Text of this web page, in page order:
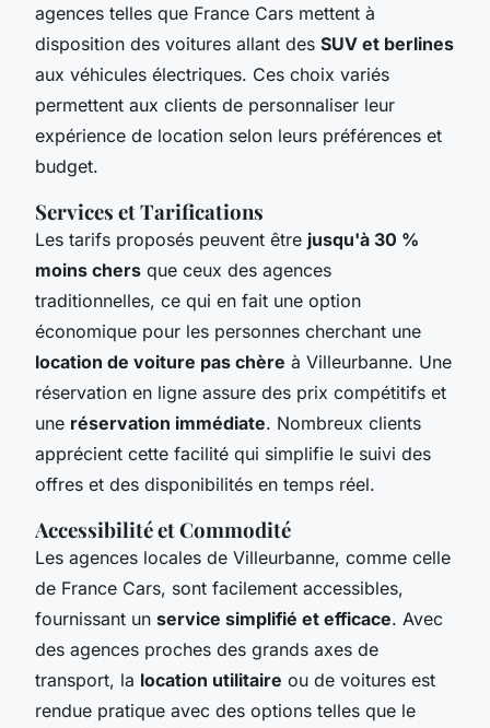
agences telles que France Cars mettent à
disposition des voitures allant des SUV et berlines
aux véhicules électriques. Ces choix variés
permettent aux clients de personnaliser leur
expérience de location selon leurs préférences et
budget.
Services et Tarifications
Les tarifs proposés peuvent être jusqu'à 30 %
moins chers que ceux des agences
traditionnelles, ce qui en fait une option
économique pour les personnes cherchant une
location de voiture pas chère à Villeurbanne. Une
réservation en ligne assure des prix compétitifs et
une réservation immédiate. Nombreux clients
apprécient cette facilité qui simplifie le suivi des
offres et des disponibilités en temps réel.
Accessibilité et Commodité
Les agences locales de Villeurbanne, comme celle
de France Cars, sont facilement accessibles,
fournissant un service simplifié et efficace. Avec
des agences proches des grands axes de
transport, la location utilitaire ou de voitures est
rendue pratique avec des options telles que le